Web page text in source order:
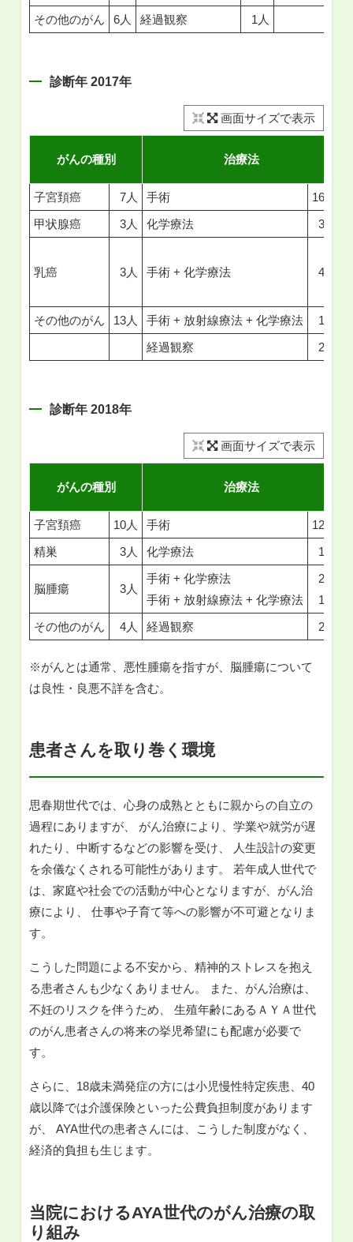
その他のがん 6人 経過観察 1人
診断年 2017年
画面サイズで表示
がんの種別 治療法
子宮頚癌 7人 手術 16人
甲状腺癌
3人 化学療法 3人
乳癌 3人 手術 + 化学療法 4人
その他のがん
13人 手術 + 放射線療法 + 化学療法
1人
経過観察
2人
診断年 2018年
画面サイズで表示
がんの種別
治療法
子宮頚癌
10人 手術 12人
精巣
3人 化学療法 1人
脳腫瘍 3人
手術 + 化学療法
手術 + 放射線療法 + 化学療法
2人
1人
その他のがん 4人 経過観察 2人
※がんとは通常、悪性腫瘍を指すが、脳腫瘍について
は良性・良悪不詳を含む。
患者さんを取り巻く環境
思春期世代では、心身の成熟とともに親からの自立の
過程にありますが、 がん治療により、学業や就労が遅
れたり、中断するなどの影響を受け、 人生設計の変更
を余儀なくされる可能性があります。 若年成人世代で
は、家庭や社会での活動が中心となりますが、がん治
療により、 仕事や子育て等への影響が不可避となりま
す。
こうした問題による不安から、精神的ストレスを抱え
る患者さんも少なくありません。 また、がん治療は、
不妊のリスクを伴うため、 生殖年齢にあるＡＹＡ世代
のがん患者さんの将来の挙児希望にも配慮が必要で
す。
さらに、18歳未満発症の方には小児慢性特定疾患、40
歳以降では介護保険といった公費負担制度があります
が、 AYA世代の患者さんには、こうした制度がなく、
経済的負担も生じます。
当院におけるAYA世代のがん治療の取
り組み